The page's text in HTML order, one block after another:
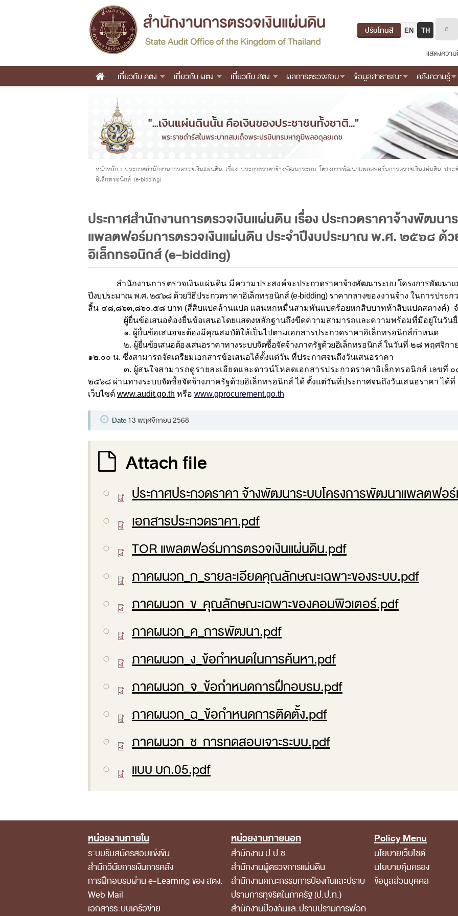
ปรับโทนสี EN TH
แสดงควา
Main menu
เกี่ยวกับ คตง. เกี่ยวกับ ผตง. เกี่ยวกับ สตง. ผลการตรวจสอบ ข้อมูลสาธารณะ คลังความรู้
คุณอยู่ที่
หน้าหลัก › ประกาศสำนักงานการตรวจเงินแผ่นดิน เรื่อง ประกวดราคาจ้างพัฒนาระบบ โครงการพัฒนาแพลตฟอร์มการตรวจเงินแผ่นดิน ป
อิเล็กทรอนิกส์ (e-bidding)
ประกาศสำนักงานการตรวจเงินแผ่นดิน เรื่อง ประกวดราคาจ้างพัฒน
แพลตฟอร์มการตรวจเงินแผ่นดิน ประจำปีงบประมาณ พ.ศ. ๒๕๖๘ ด้ว
อิเล็กทรอนิกส์ (e-bidding)
สำนักงานการตรวจเงินแผ่นดิน มีความประสงค์จะประกวดราคาจ้างพัฒนาระบบ โครงการพัฒนา
ปีงบประมาณ พ.ศ. ๒๕๖๘ ด้วยวิธีประกวดราคาอิเล็กทรอนิกส์ (e-bidding) ราคากลางของงานจ้าง ในการประก
สิ้น ๔๘,๘๖๓,๘๖๐.๕๘ บาท (สี่สิบแปดล้านแปด แสนหกหมื่นสามพันแปดร้อยหกสิบบาทห้าสิบแปดสตางค์) จ
ผู้ยื่นข้อเสนอต้องยื่นข้อเสนอโดยแสดงหลักฐานถึงขีดความสามารถและความพร้อมที่มีอยู่ในวัน
๑. ผู้ยื่นข้อเสนอจะต้องมีคุณสมบัติให้เป็นไปตามเอกสารประกวดราคาอิเล็กทรอนิกส์กำหนด
๒. ผู้ยื่นข้อเสนอต้องเสนอราคาทางระบบจัดซื้อจัดจ้างภาครัฐด้วยอิเล็กทรอนิกส์ ในวันที่ ๒๘ พฤศจิกา
๑๒.๐๐ น. ซึ่งสามารถจัดเตรียมเอกสารข้อเสนอได้ตั้งแต่วัน ที่ประกาศจนถึงวันเสนอราคา
๓. ผู้สนใจสามารถดูรายละเอียดและดาวน์โหลดเอกสารประกวดราคาอิเล็กทรอนิกส์ เลขที่
๒๕๖๘ ผ่านทางระบบจัดซื้อจัดจ้างภาครัฐด้วยอิเล็กทรอนิกส์ ได้ ตั้งแต่วันที่ประกาศจนถึงวันเสนอราคา ได้ที่
เว็บไซต์ www.audit.go.th หรือ www.gprocurement.go.th
Date13 พฤศจิกายน 2568
Attach file
ประกาศประกวดราคา จ้างพัฒนาระบบโครงการพัฒนาแพลตฟอ
เอกสารประกวดราคา.pdf
TOR แพลตฟอร์มการตรวจเงินแผ่นดิน.pdf
ภาคผนวก_ก_รายละเอียดคุณลักษณะเฉพาะของระบบ.pdf
ภาคผนวก_ข_คุณลักษณะเฉพาะของคอมพิวเตอร์.pdf
ภาคผนวก_ค_การพัฒนา.pdf
ภาคผนวก_ง_ข้อกำหนดในการค้นหา.pdf
ภาคผนวก_จ_ข้อกำหนดการฝึกอบรม.pdf
ภาคผนวก_ฉ_ข้อกำหนดการติดตั้ง.pdf
ภาคผนวก_ช_การทดสอบเจาะระบบ.pdf
แบบ บก.05.pdf
Footer Menu
หน่วยงานภายใน
ระบบรับสมัครสอบแข่งขัน
สำนักวินัยการเงินการคลัง
การฝึกอบรมผ่าน e-Learning ของ สตง.
Web Mail
เอกสารระบบเครือข่าย
หน่วยงานภายนอก
สำนักงาน ป.ป.ช.
สำนักงานผู้ตรวจการแผ่นดิน
สำนักงานคณะกรรมการป้องกันและปราบ
ปรามการทุจริตในภาครัฐ (ป.ป.ท.)
สำนักงานป้องกันและปราบปรามการฟอก
Policy Menu
นโยบายเว็บไซต์
นโยบายคุ้มครอง
ข้อมูลส่วนบุคคล